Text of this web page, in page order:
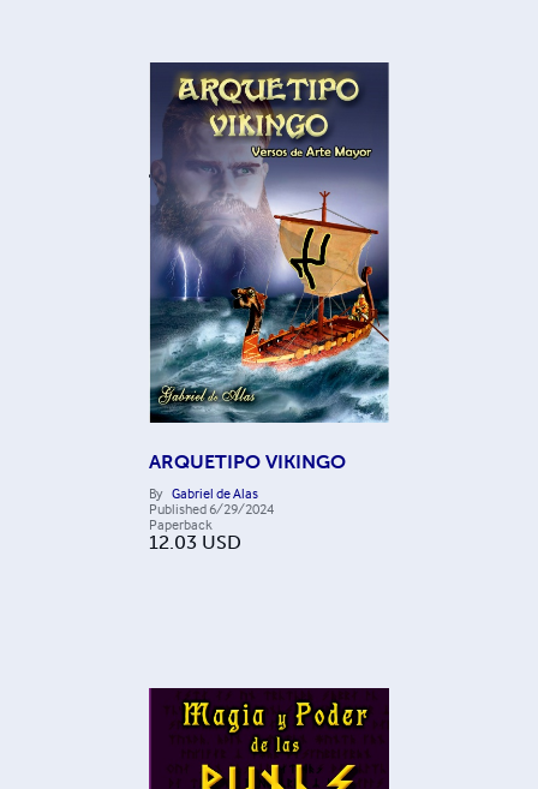
ARQUETIPO VIKINGO
By Gabriel de Alas
Published 6/29/2024
Paperback
12.03 USD